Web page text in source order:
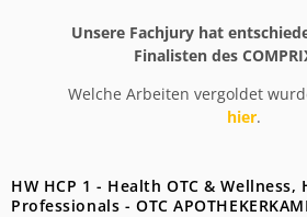
Unsere Fachjury hat
Finalisten des
Welche Arbeiten vergoldet
hier.
HW HCP 1 - Health OTC & Wellness,
Professionals - OTC